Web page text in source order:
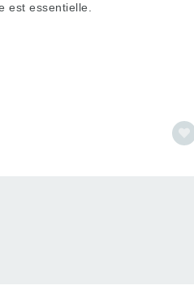
est essentielle.